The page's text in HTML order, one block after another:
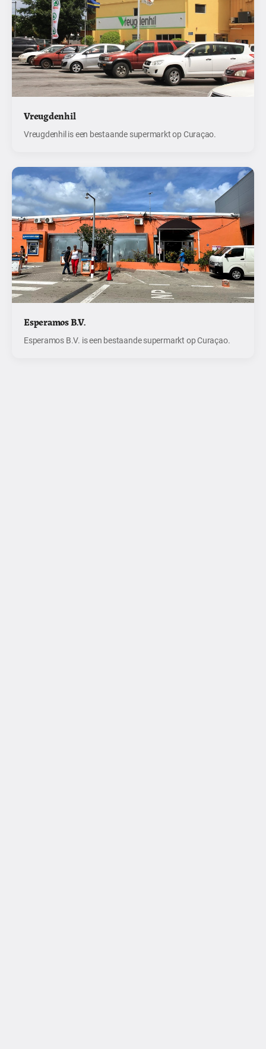
Vreugdenhil
Vreugdenhil is een bestaande supermarkt op Curaçao.
Esperamos B.V.
Esperamos B.V. is een bestaande supermarkt op Curaçao.